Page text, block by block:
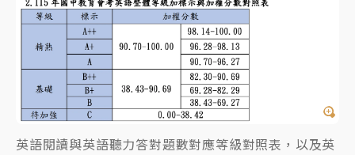
英語閱讀與英語聽力答對題數對應等級對照表，以及英